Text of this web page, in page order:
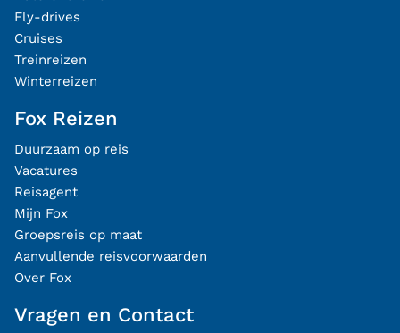
Fly-drives
Cruises
Treinreizen
Winterreizen
Fox Reizen
Duurzaam op reis
Vacatures
Reisagent
Mijn Fox
Groepsreis op maat
Aanvullende reisvoorwaarden
Over Fox
Vragen en Contact